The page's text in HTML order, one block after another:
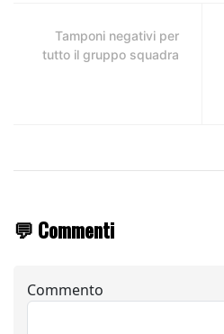
Tamponi negativi per
tutto il gruppo squadra
💬 Commenti